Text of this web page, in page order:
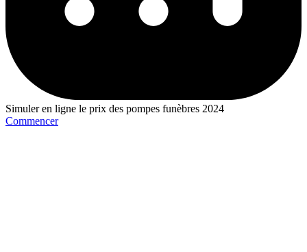
Simuler en ligne le prix des pompes funèbres 2024
Commencer